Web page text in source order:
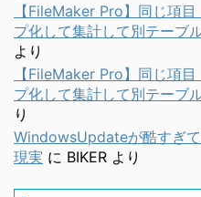
【FileMaker Pro】同じ項
プ化して集計して別テーブ
より
【FileMaker Pro】同じ項
プ化して集計して別テーブ
り
WindowsUpdateが酷すぎ
現実 に BIKER より